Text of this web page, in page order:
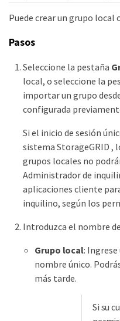
Puede crear un grupo
Pasos
Seleccione la pestaña
local, o seleccione la
importar un grupo
configurada
Si el inicio de sesión
sistema StorageGRID ,
grupos locales no
Administrador de
aplicaciones cliente
inquilino, según los
Introduzca el nombre
Grupo local:
nombre único.
más tarde.
Si su